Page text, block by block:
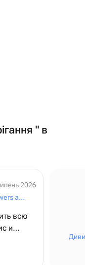
" в
Липень 2026
Lotus Flowers and Gifts
всю
и